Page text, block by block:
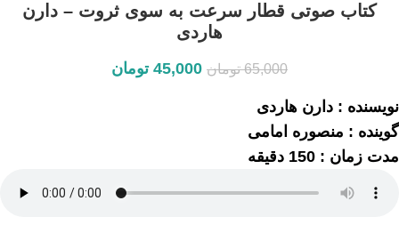
کتاب صوتی قطار سرعت به سوی ثروت – دارن
هاردی
65,000 تومان 45,000 تومان
نویسنده : دارن هاردی
گوینده : منصوره امامی
مدت زمان : 150 دقیقه